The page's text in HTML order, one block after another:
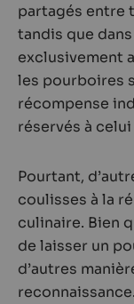
partagés entre
tandis que
exclusivement
les pourboires
récompense
réservés à
Pourtant,
coulisses à la
culinaire. Bien
de laisser un
d’autres